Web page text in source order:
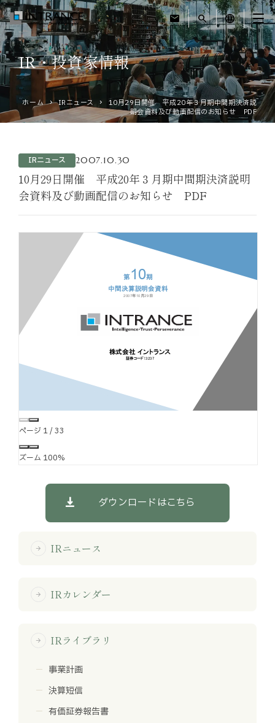
mail search language
トップ
企業情報
運営ホテル
IR・投資家情報
サステナビリティ
お知らせ
お役立ちコラム
免責事項サイトマップ
IR・投資家情報
ホーム IRニュース
10月29日開催 平成20年３月期中間期決済説
明会資料及び動画配信のお知らせ PDF
IRニュース 2007.10.30
10月29日開催 平成20年３月期中間期決済説明
会資料及び動画配信のお知らせ PDF
ページ 1/33
ズーム 100%
ダウンロードはこちら
arrow_forward IRニュース
arrow_forward IRカレンダー
arrow_forward IRライブラリ
事業計画
決算短信
有価証券報告書